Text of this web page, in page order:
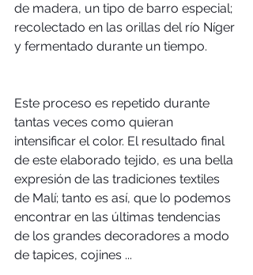
de madera, un tipo de barro especial;
recolectado en las orillas del río Níger
y fermentado durante un tiempo.
Este proceso es repetido durante
tantas veces como quieran
intensificar el color. El resultado final
de este elaborado tejido, es una bella
expresión de las tradiciones textiles
de Malí; tanto es así, que lo podemos
encontrar en las últimas tendencias
de los grandes decoradores a modo
de tapices, cojines ...